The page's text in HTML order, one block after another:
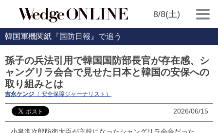
8/8(土)
韓国軍機関紙『国防日報』で追う
孫子の兵法引用で韓国国防部長官が存在感、シ
ャングリラ会合で見せた日本と韓国の安保への
取り組みとは
吉永ケンジ （ 安全保障ジャーナリスト）
2026/06/15